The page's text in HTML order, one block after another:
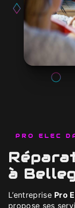
PRO ELEC
réparation sèche linge
à
L’entreprise Pro
propose ses